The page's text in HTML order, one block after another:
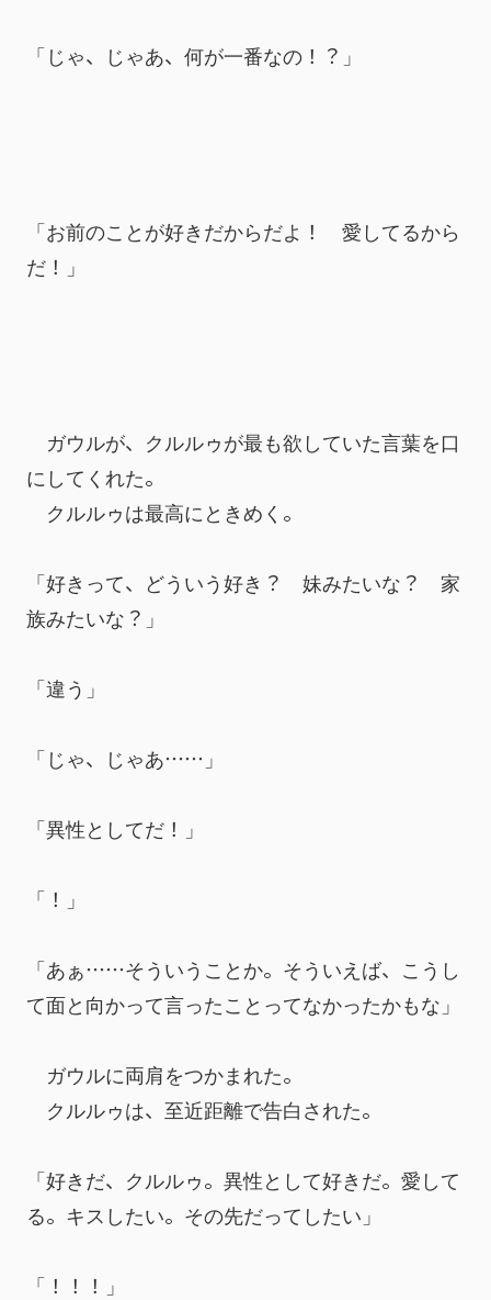
「じゃ、じゃあ、何が一番なの！？」
「お前のことが好きだからだよ！　愛してるから
だ！」
ガウルが、クルルゥが最も欲していた言葉を口
にしてくれた。
クルルゥは最高にときめく。
「好きって、どういう好き？　妹みたいな？　家
族みたいな？」
「違う」
「じゃ、じゃあ……」
「異性としてだ！」
「！」
「あぁ……そういうことか。そういえば、こうし
て面と向かって言ったことってなかったかもな」
ガウルに両肩をつかまれた。
クルルゥは、至近距離で告白された。
「好きだ、クルルゥ。異性として好きだ。愛して
る。キスしたい。その先だってしたい」
「！！！」